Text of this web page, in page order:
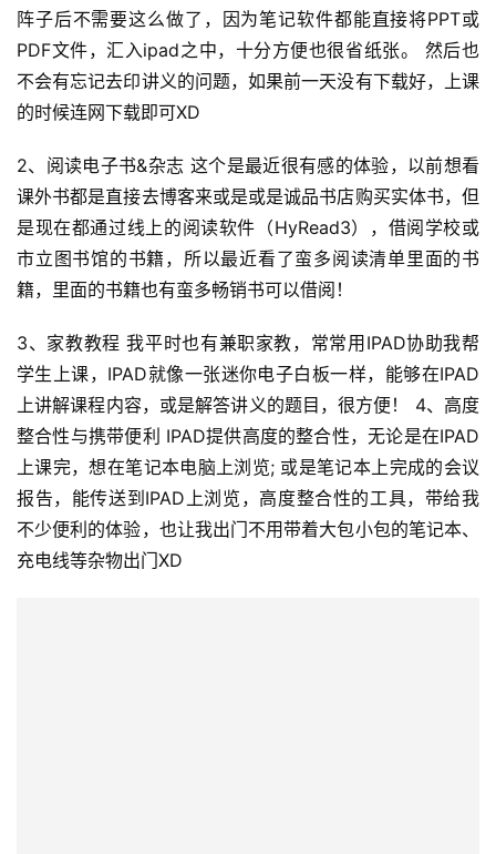
阵子后不需要这么做了，因为笔记软件都能直接将PPT或
PDF文件，汇入ipad之中，十分方便也很省纸张。 然后也
不会有忘记去印讲义的问题，如果前一天没有下载好，上课
的时候连网下载即可XD
2、阅读电子书&杂志 这个是最近很有感的体验，以前想看
课外书都是直接去博客来或是或是诚品书店购买实体书，但
是现在都通过线上的阅读软件（HyRead3），借阅学校或
市立图书馆的书籍，所以最近看了蛮多阅读清单里面的书
籍，里面的书籍也有蛮多畅销书可以借阅！
3、家教教程 我平时也有兼职家教，常常用IPAD协助我帮
学生上课，IPAD就像一张迷你电子白板一样，能够在IPAD
上讲解课程内容，或是解答讲义的题目，很方便！ 4、高度
整合性与携带便利 IPAD提供高度的整合性，无论是在IPAD
上课完，想在笔记本电脑上浏览; 或是笔记本上完成的会议
报告，能传送到IPAD上浏览，高度整合性的工具，带给我
不少便利的体验，也让我出门不用带着大包小包的笔记本、
充电线等杂物出门XD